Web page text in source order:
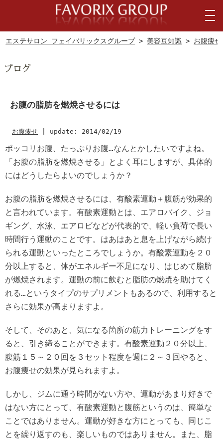
エステサロン フェイバリックスグループ> 美容豆知識 > お腹痩せ
お腹の脂肪を燃焼させるには
お腹痩せ update: 2014/02/19
ポッコリお腹、たっぷりお腹…なんとかしたいですよね。
「お腹の脂肪を燃焼させる」とよく耳にしますが、具体的
にはどうしたらよいのでしょうか？
お腹の脂肪を燃焼させるには、有酸素運動＋腹筋が効果的
と言われています。有酸素運動とは、エアロバイク、ジョ
ギング、水泳、エアロビなどが代表的で、軽い負荷で長い
時間行う運動のことです。はあはあと息を上げながら続け
られる運動といったところでしょうか。有酸素運動を２０
分以上すると、体がエネルギー不足になり、はじめて脂肪
が燃焼されます。運動の前に飲むと脂肪の燃焼を助けてく
れる…というタイプのサプリメントもあるので、利用すると
さらに効果が高まりますよ。
そして、そのあと、気になる箇所の筋力トレーニングをす
ると、引き締ることができます。有酸素運動２０分以上、
腹筋１５～２０回を３セット程度を週に２～３回やると、
お腹痩せの効果が見られますよ。
しかし、ジムに通う時間がない方や、運動があまり好きで
はない方にとって、有酸素運動と腹筋というのは、簡単な
ことではありません。運動が好きな方にとっても、同じこ
とを繰り返すのも、楽しいものではありません。また、脂